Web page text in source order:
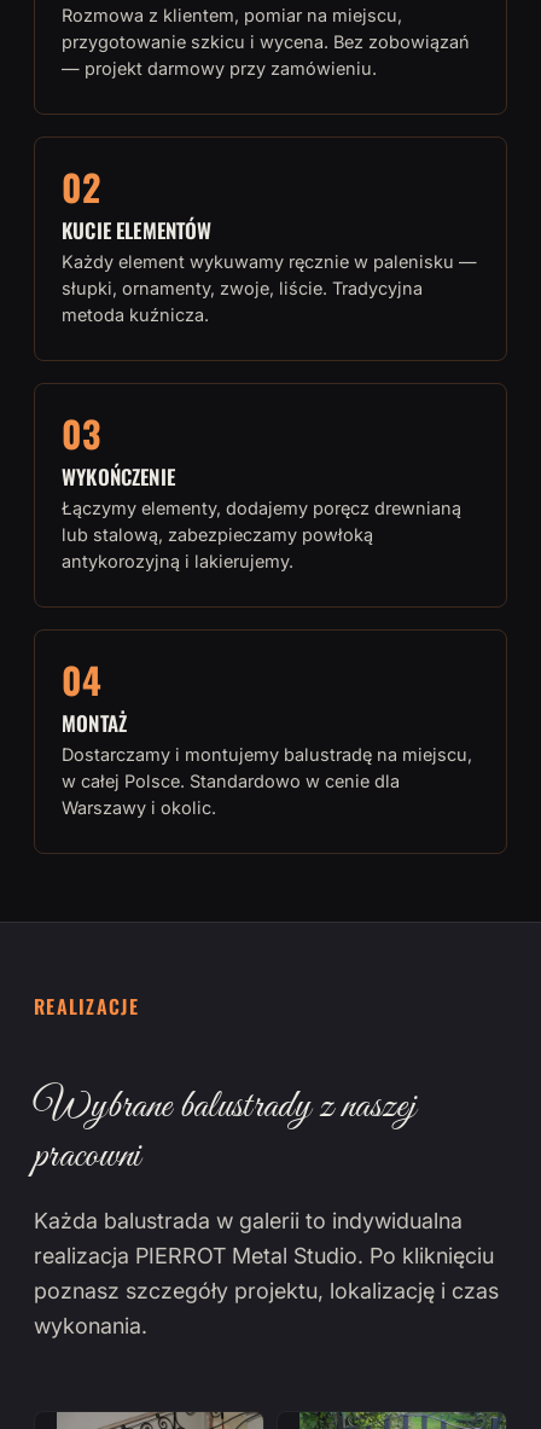
Rozmowa z klientem, pomiar na miejscu,
przygotowanie szkicu i wycena. Bez zobowiązań
— projekt darmowy przy zamówieniu.
02
KUCIE ELEMENTÓW
Każdy element wykuwamy ręcznie w palenisku —
słupki, ornamenty, zwoje, liście. Tradycyjna
metoda kuźnicza.
03
WYKOŃCZENIE
Łączymy elementy, dodajemy poręcz drewnianą
lub stalową, zabezpieczamy powłoką
antykorozyjną i lakierujemy.
04
MONTAŻ
Dostarczamy i montujemy balustradę na miejscu,
w całej Polsce. Standardowo w cenie dla
Warszawy i okolic.
REALIZACJE
Wybrane balustrady z naszej
pracowni
Każda balustrada w galerii to indywidualna
realizacja PIERROT Metal Studio. Po kliknięciu
poznasz szczegóły projektu, lokalizację i czas
wykonania.